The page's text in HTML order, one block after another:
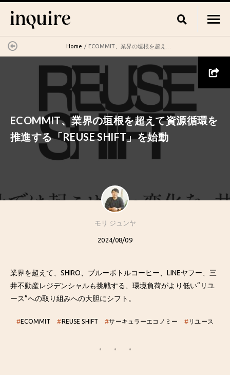
Home ECOMMIT、業界の垣根を超えて資源循環を推進する「REUSE SHIFT」を始動
ECOMMIT、業界の垣根を超えて資源循環を
推進する「REUSE SHIFT」を始動
モリ ジュンヤ
2024/08/09
業界を超えて、SHIRO、ブルーボトルコーヒー、LINEヤフー、三
井不動産レジデンシャルも挑戦する、環境負荷がより低い“リユ
ース”への取り組みへの大胆にシフト。
#ECOMMIT #REUSE SHIFT #サーキュラーエコノミー #リユース